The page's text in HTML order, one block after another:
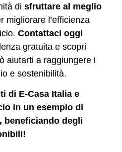
disfruttare al meglio
migliorare l’efficienza
Contattaci oggi
gratuita e scopri
aiutarti a raggiungere i
e sostenibilità.
di E-Casa Italia e
in un esempio di
beneficiando degli